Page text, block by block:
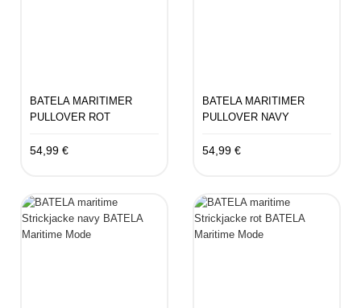
BATELA MARITIMER
PULLOVER ROT
54,99 €
BATELA MARITIMER
PULLOVER NAVY
54,99 €